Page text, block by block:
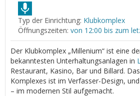
Typ der Einrichtung: Klubkomplex
Öffnungszeiten: von 12:00 bis zum
Der Klubkomplex „Millenium“ ist eine
bekanntesten Unterhaltungsanlagen in
Restaurant, Kasino, Bar und Billard.
Komplexes ist im Verfasser-Design,
– im modernen Stil aufgemacht.